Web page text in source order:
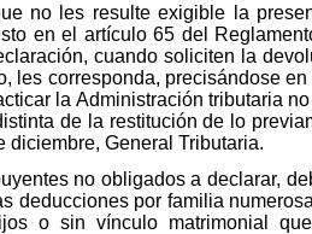
no les resulte exigible la
en el artículo 65 del
cuando soliciten la
les corresponda, precisándose en
la Administración tributaria
de la restitución de lo
diciembre, General Tributaria.
no obligados a declarar,
deducciones por familia
o sin vínculo matrimonial